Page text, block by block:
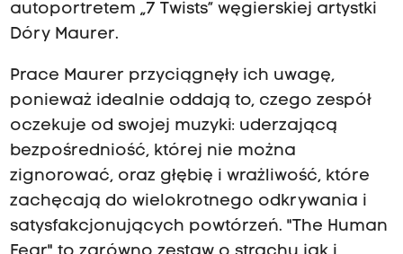
autoportretem „7 Twists” węgierskiej artystki
Dóry Maurer.
Prace Maurer przyciągnęły ich uwagę,
ponieważ idealnie oddają to, czego zespół
oczekuje od swojej muzyki: uderzającą
bezpośredniość, której nie można
zignorować, oraz głębię i wrażliwość, które
zachęcają do wielokrotnego odkrywania i
satysfakcjonujących powtórzeń. "The Human